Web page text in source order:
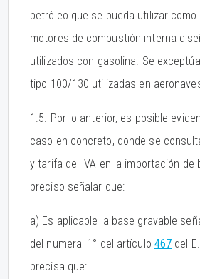
petróleo que se pueda utilizar
motores de combustión interna
utilizados con gasolina. Se
tipo 100/130 utilizadas en
1.5. Por lo anterior, es posible
caso en concreto, donde se
y tarifa del IVA en la importación de
preciso señalar que:
a) Es aplicable la base gravable
del numeral 1° del artículo 467 del
precisa que: